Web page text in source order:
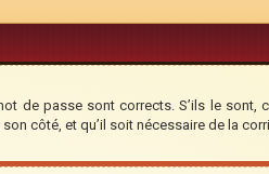
de passe sont corrects. S’ils le sont,
côté, et qu’il soit nécessaire de la